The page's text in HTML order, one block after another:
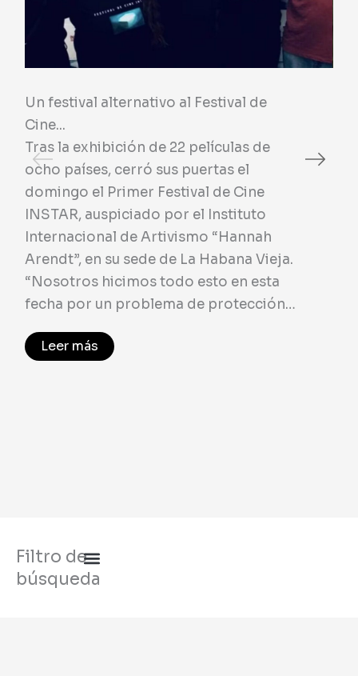
alternativo al Festival de
de 22 películas de
cerró sus puertas el
Primer Festival de Cine
por el Instituto
de Artivismo “Hannah
su sede de La Habana Vieja.
hicimos todo esto en esta
un problema de protección…
Obras de
El Instituto de
trabajo del
Figueredo, en
27 al 29 de
la calle
la cual tuvo
Figueredo es
Filtro de
búsqueda